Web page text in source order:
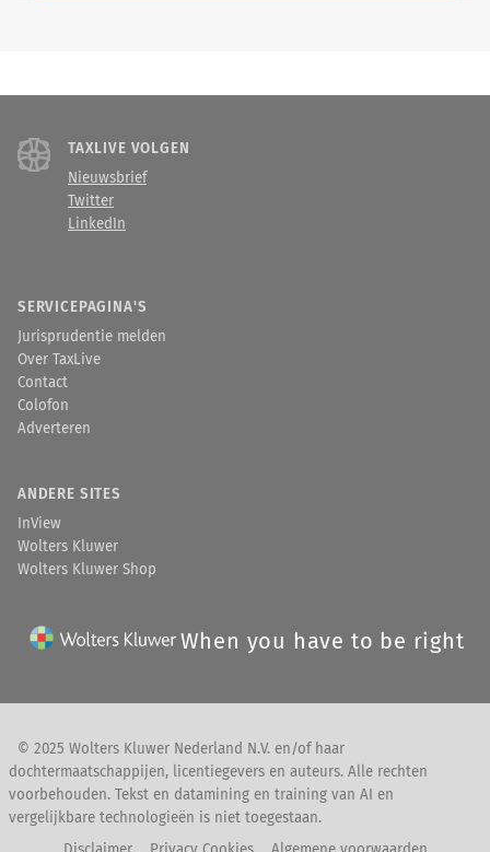
TAXLIVE VOLGEN
Nieuwsbrief
Twitter
LinkedIn
SERVICEPAGINA'S
Jurisprudentie melden
Over TaxLive
Contact
Colofon
Adverteren
ANDERE SITES
InView
Wolters Kluwer
Wolters Kluwer Shop
When you have to be right
© 2025 Wolters Kluwer Nederland N.V. en/of haar
dochtermaatschappijen, licentiegevers en auteurs. Alle rechten
voorbehouden. Tekst en datamining en training van AI en
vergelijkbare technologieën is niet toegestaan.